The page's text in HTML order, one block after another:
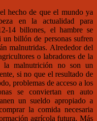
hecho de que el mundo ya
en la actualidad para
14 billones, el hambre se
billón de personas sufren
malnutridas. Alrededor del
o labradores de la
malnutrición no son un
si no que el resultado de
problemas de acceso a los
se conviertan en auto
un sueldo apropiado a
la comida necesaria
agrícola futura. Más